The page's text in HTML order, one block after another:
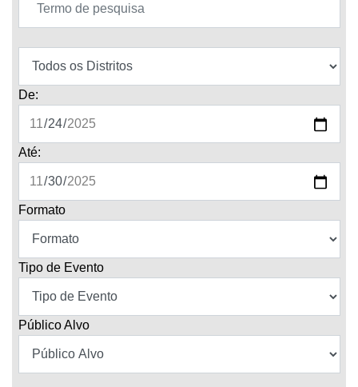
De:
Até:
Formato
Tipo de Evento
Público Alvo